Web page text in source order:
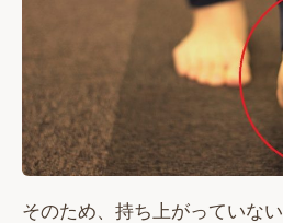
そのため、持ち上がっていな